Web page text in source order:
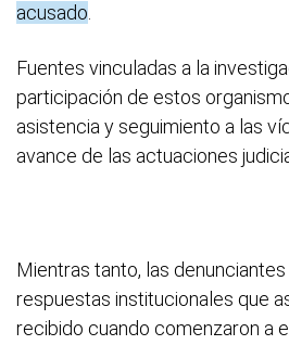
acusado
Fuentes vinculadas a la
participación de estos
asistencia y seguimiento a las
avance de las actuaciones
Mientras tanto, las
respuestas institucionales que
recibido cuando comenzaron a